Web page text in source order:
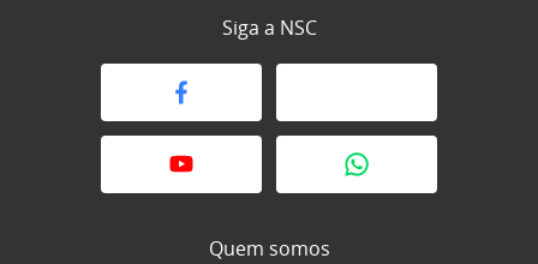
Siga a NSC
Quem somos